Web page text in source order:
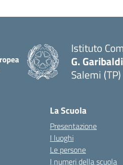
Istituto
G.
Salemi (TP)
La Scuola
Presentazione
I luoghi
Le persone
I numeri della scuola